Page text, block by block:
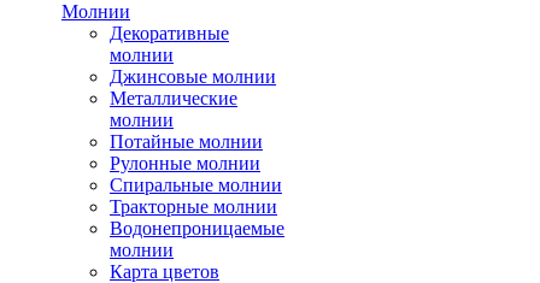
Молнии
Декоративные
молнии
Джинсовые молнии
Металлические
молнии
Потайные молнии
Рулонные молнии
Спиральные молнии
Тракторные молнии
Водонепроницаемые
молнии
Карта цветов